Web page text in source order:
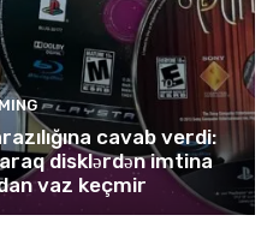
cavab verdi:
disklərdən imtina
vaz keçmir